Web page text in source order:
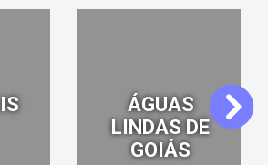
ÁGUAS
LINDAS DE
GOIÁS
Next